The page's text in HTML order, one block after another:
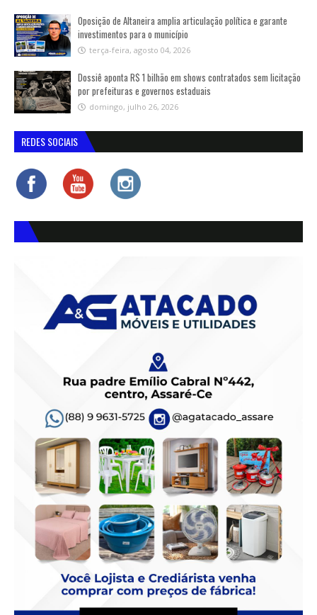
Oposição de Altaneira amplia articulação política e garante
investimentos para o município
terça-feira, agosto 04, 2026
Dossiê aponta R$ 1 bilhão em shows contratados sem licitação
por prefeituras e governos estaduais
domingo, julho 26, 2026
REDES SOCIAIS